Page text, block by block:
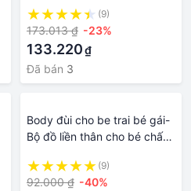
Cao Phong Cách Mới Cho Bé
Trai Mặc Ở Nhà
(9)
173.013 ₫ -23%
133.220₫
Đã bán 3
Body đùi cho be trai bé gái-
Bộ đồ liền thân cho bé chất
(9)
92.000 ₫ -40%